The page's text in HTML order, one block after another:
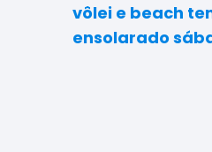
vôlei e beach
ensolarado